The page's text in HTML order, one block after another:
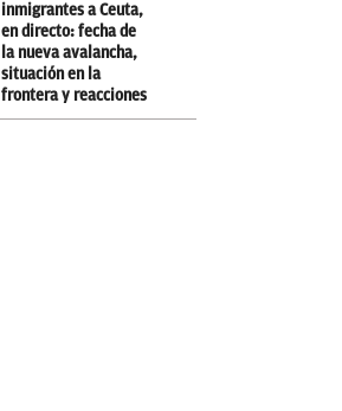
inmigrantes a Ceuta,
en directo: fecha de
la nueva avalancha,
situación en la
frontera y reacciones